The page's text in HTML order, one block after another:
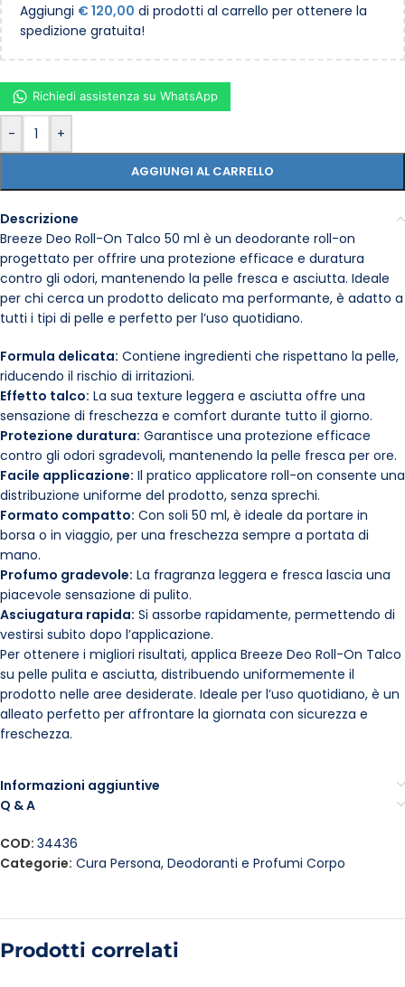
Aggiungi €120,00 di prodotti al carrello per ottenere la
spedizione gratuita!
- +
AGGIUNGI AL CARRELLO
Richiedi assistenza su WhatsApp
Descrizione
Breeze Deo Roll-On Talco 50 ml è un deodorante roll-on
progettato per offrire una protezione efficace e duratura
contro gli odori, mantenendo la pelle fresca e asciutta. Ideale
per chi cerca un prodotto delicato ma performante, è adatto a
tutti i tipi di pelle e perfetto per l’uso quotidiano.
Formula delicata: Contiene ingredienti che rispettano la pelle,
riducendo il rischio di irritazioni.
Effetto talco: La sua texture leggera e asciutta offre una
sensazione di freschezza e comfort durante tutto il giorno.
Protezione duratura: Garantisce una protezione efficace
contro gli odori sgradevoli, mantenendo la pelle fresca per ore.
Facile applicazione: Il pratico applicatore roll-on consente una
distribuzione uniforme del prodotto, senza sprechi.
Formato compatto: Con soli 50 ml, è ideale da portare in
borsa o in viaggio, per una freschezza sempre a portata di
mano.
Profumo gradevole: La fragranza leggera e fresca lascia una
piacevole sensazione di pulito.
Asciugatura rapida: Si assorbe rapidamente, permettendo di
vestirsi subito dopo l’applicazione.
Per ottenere i migliori risultati, applica Breeze Deo Roll-On Talco
su pelle pulita e asciutta, distribuendo uniformemente il
prodotto nelle aree desiderate. Ideale per l’uso quotidiano, è un
alleato perfetto per affrontare la giornata con sicurezza e
freschezza.
Informazioni aggiuntive
Q & A
COD: 34436
Categorie: Cura Persona, Deodoranti e Profumi Corpo
Prodotti correlati